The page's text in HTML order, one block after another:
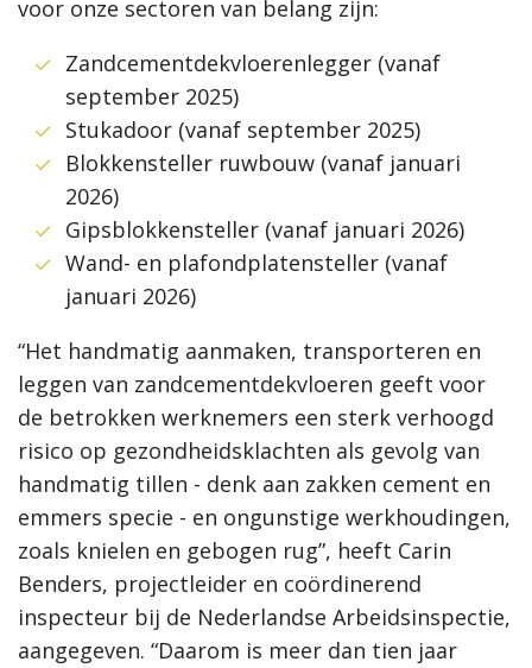
voor onze sectoren van belang zijn:
Zandcementdekvloerenlegger (vanaf
september 2025)
Stukadoor (vanaf september 2025)
Blokkensteller ruwbouw (vanaf januari
2026)
Gipsblokkensteller (vanaf januari 2026)
Wand- en plafondplatensteller (vanaf
januari 2026)
“Het handmatig aanmaken, transporteren en
leggen van zandcementdekvloeren geeft voor
de betrokken werknemers een sterk verhoogd
risico op gezondheidsklachten als gevolg van
handmatig tillen - denk aan zakken cement en
emmers specie - en ongunstige werkhoudingen,
zoals knielen en gebogen rug”, heeft Carin
Benders, projectleider en coördinerend
inspecteur bij de Nederlandse Arbeidsinspectie,
aangegeven. “Daarom is meer dan tien jaar